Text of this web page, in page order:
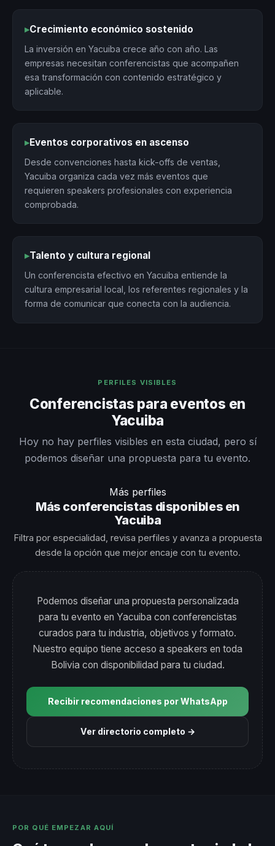
▸Crecimiento económico sostenido
La inversión en Yacuiba crece año con año. Las
empresas necesitan conferencistas que acompañen
esa transformación con contenido estratégico y
aplicable.
▸Eventos corporativos en ascenso
Desde convenciones hasta kick-offs de ventas,
Yacuiba organiza cada vez más eventos que
requieren speakers profesionales con experiencia
comprobada.
▸Talento y cultura regional
Un conferencista efectivo en Yacuiba entiende la
cultura empresarial local, los referentes regionales y la
forma de comunicar que conecta con la audiencia.
PERFILES VISIBLES
Conferencistas para eventos en
Yacuiba
Hoy no hay perfiles visibles en esta ciudad, pero sí
podemos diseñar una propuesta para tu evento.
Más perfiles
Más conferencistas disponibles en
Yacuiba
Filtra por especialidad, revisa perfiles y avanza a propuesta
desde la opción que mejor encaje con tu evento.
Podemos diseñar una propuesta personalizada
para tu evento en Yacuiba con conferencistas
curados para tu industria, objetivos y formato.
Nuestro equipo tiene acceso a speakers en toda
Bolivia con disponibilidad para tu ciudad.
Recibir recomendaciones por WhatsApp
Ver directorio completo →
POR QUÉ EMPEZAR AQUÍ